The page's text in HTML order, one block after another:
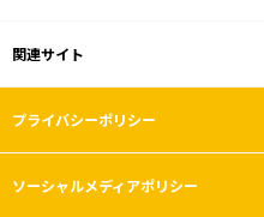
関連サイト
プライバシーポリシー
ソーシャルメディアポリシー